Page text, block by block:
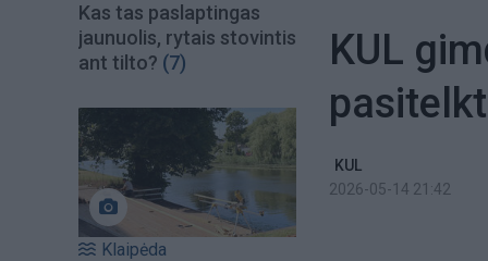
Kas tas paslaptingas
jaunuolis, rytais stovintis
ant tilto? (7)
Klaipėda
KUL
KUL
2026-05-14 21:42